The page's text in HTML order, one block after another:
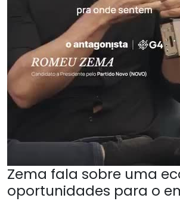
Zema fala sobre uma
oportunidades para o